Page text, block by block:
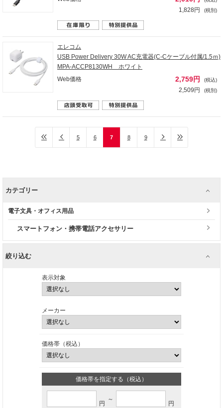
1,828円 (税別)
エレコム
USB Power Delivery 30W AC充電器(C-Cケーブル付属/1.5ｍ)
MPA-ACCP8130WH ホワイト
Web価格
2,759円 (税込)
2,509円 (税別)
5 6 7 8 9
カテゴリー
電子文具・オフィス用品
スマートフォン・携帯電話アクセサリー
絞り込む
表示対象
メーカー
価格帯（税込）
価格帯を指定する（税込）
円
～
円